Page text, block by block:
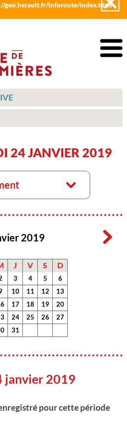
geo.herault.fr/inforoute/index.html
24 JANVIER 2019
2019
J V S D
3 4 5
6
10 11 12
13
17 18 19
20
24 25 26
27
31
janvier 2019
pour cette période